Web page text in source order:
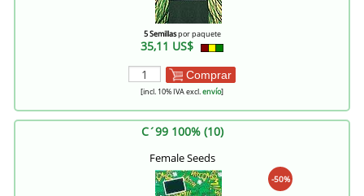
5 Semillaspor paquete
35,11 US$
Comprar
[incl. 10% IVA excl.envío]
C´99 100% (10)
Female Seeds
-50%